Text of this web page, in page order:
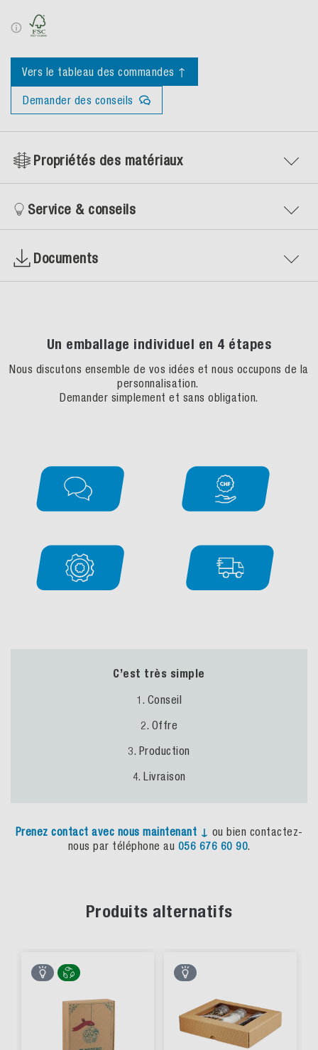
Vers le tableau des commandes ↑
Demander des conseils
Propriétés des matériaux
Service & conseils
Documents
Un emballage individuel en 4 étapes
Nous discutons ensemble de vos idées et nous occupons de la
personnalisation.
Demander simplement et sans obligation.
C’est très simple
1. Conseil
2. Offre
3. Production
4. Livraison
Prenez contact avec nous maintenant ↓ ou bien contactez-
nous par téléphone au 056 676 60 90.
Produits alternatifs